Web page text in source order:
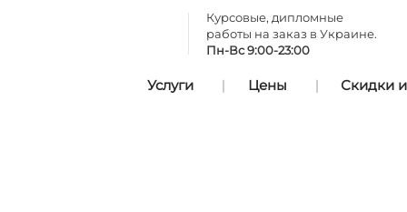
Курсовые, дипломные
работы на заказ в Украине.
Пн-Вс 9:00-23:00
Услуги Цены Скидки